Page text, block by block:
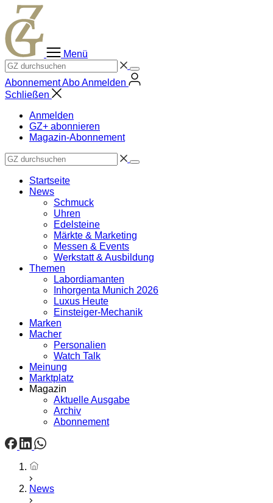
Zum
Inhalt
springen
Menü
AbonnementAboAnmelden
Schließen
Anmelden
GZ+ abonnieren
Magazin-Abonnement
Startseite
News
Schmuck
Uhren
Edelsteine
Märkte & Marketing
Messen & Events
Werkstatt & Ausbildung
Themen
Labordiamanten
Inhorgenta Munich 2026
Luxus Heute
Einsteiger-Mechanik
Marken
Macher
Personalien
Watch Talk
Meinung
Marktplatz
Magazin
Aktuelle Ausgabe
Archiv
Abonnement
Startseite
News